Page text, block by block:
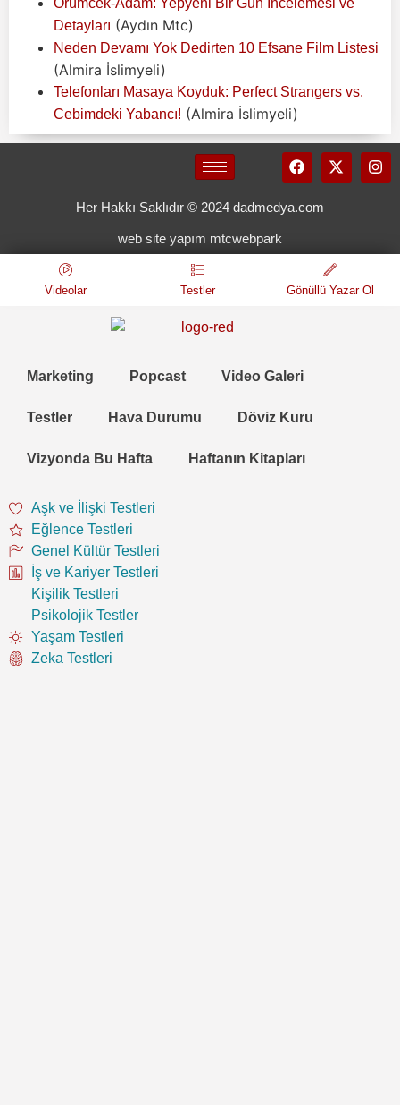
Detayları (Aydın Mtc)
Neden Devamı Yok Dedirten 10 Efsane Film Listesi
(Almira İslimyeli)
Telefonları Masaya Koyduk: Perfect Strangers vs.
Cebimdeki Yabancı! (Almira İslimyeli)
Her Hakkı Saklıdır © 2024 dadmedya.com
web site yapım mtcwebpark
Videolar Testler Gönüllü Yazar Ol
Marketing Popcast Video Galeri
Testler Hava Durumu Döviz Kuru
Vizyonda Bu Hafta Haftanın Kitapları
Aşk ve İlişki Testleri
Eğlence Testleri
Genel Kültür Testleri
İş ve Kariyer Testleri
Kişilik Testleri
Psikolojik Testler
Yaşam Testleri
Zeka Testleri